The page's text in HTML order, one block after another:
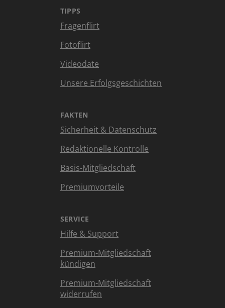
TIPPS
Fragenflirt
Fotoflirt
Videodate
Unsere Erfolgsgeschichten
FAKTEN
Sicherheit & Datenschutz
Redaktionelle Kontrolle
Basis-Mitgliedschaft
Premiumvorteile
SERVICE
Hilfe & Support
Premium-Mitgliedschaft
kündigen
Premium-Mitgliedschaft
widerrufen